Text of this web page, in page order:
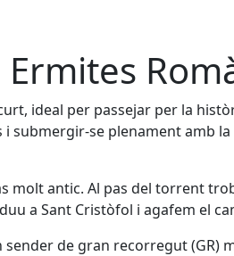
Ermites
ideal per passejar per la
i submergir-se plenament amb
molt antic. Al pas del torrent
a Sant Cristòfol i agafem el
sender de gran recorregut (GR)